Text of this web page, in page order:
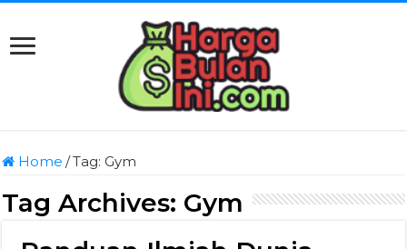
Home /Tag: Gym
Tag Archives: Gym